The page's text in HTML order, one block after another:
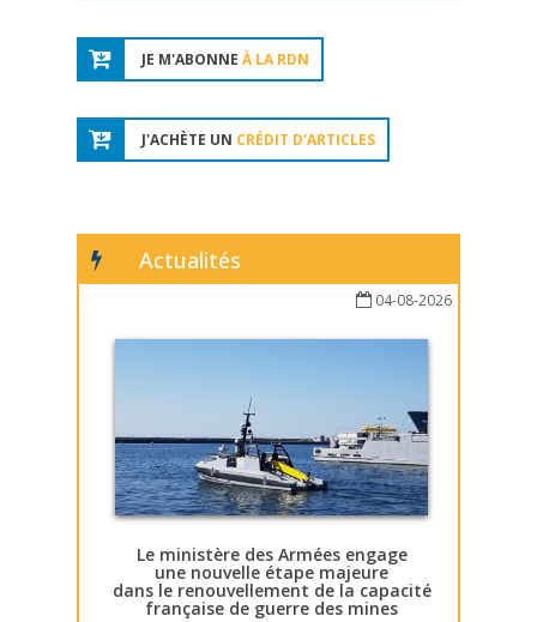
JE M'ABONNE À LA RDN
J'ACHÈTE UN CRÉDIT D'ARTICLES
Actualités
04-08-2026
Le ministère des Armées engage
une nouvelle étape majeure
dans le renouvellement de la capacité
française de guerre des mines